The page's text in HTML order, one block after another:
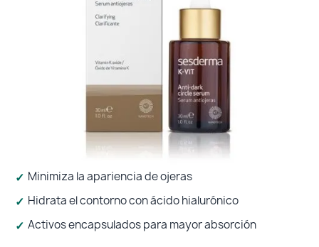
Productos naturales y dietética
Protección solar
Óptica
Ortopedia
Minimiza la apariencia de ojeras
Hidrata el contorno con ácido hialurónico
Activos encapsulados para mayor absorción